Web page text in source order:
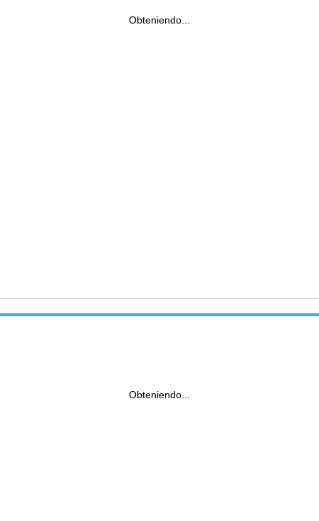
Obteniendo...
Obteniendo...